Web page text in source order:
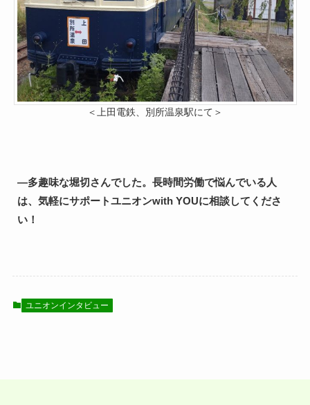
＜上田電鉄、別所温泉駅にて＞
―多趣味な堀切さんでした。長時間労働で悩んでいる人
は、気軽にサポートユニオンwith YOUに相談してくださ
い！
ユニオンインタビュー